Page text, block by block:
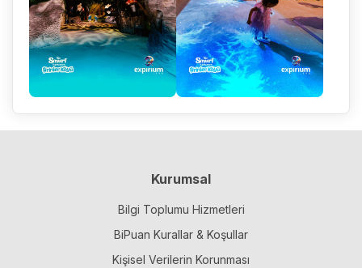
Kurumsal
Bilgi Toplumu Hizmetleri
BiPuan Kurallar & Koşullar
Kişisel Verilerin Korunması